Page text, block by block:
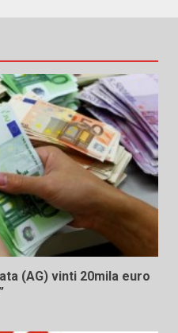
(AG) vinti 20mila euro